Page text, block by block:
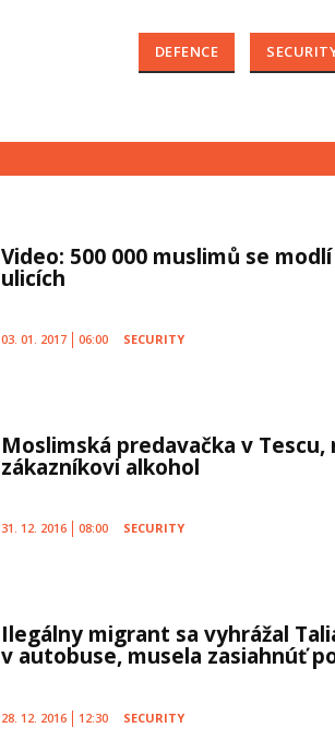
DEFENCE
Video: 500 000 muslimů se
ulicích
03. 01. 2017 06:00 SECURITY
Moslimská predavačka v Tescu,
zákazníkovi alkohol
31. 12. 2016 08:00 SECURITY
Ilegálny migrant sa vyhrážal
v autobuse, musela zasiahnúť
28. 12. 2016 12:30 SECURITY